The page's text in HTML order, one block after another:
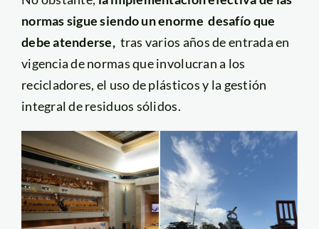
normas sigue siendo un enorme desafío que
debe atenderse, tras varios años de entrada en
vigencia de normas que involucran a los
recicladores, el uso de plásticos y la gestión
integral de residuos sólidos.